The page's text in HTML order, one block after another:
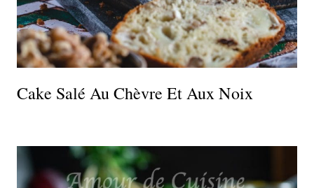
Cake Salé Au Chèvre Et Aux Noix